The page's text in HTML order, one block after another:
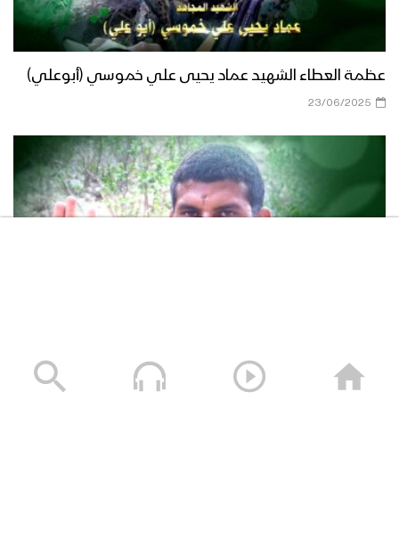
عظمة العطاء الشهيد عماد يحيى علي خموسي (أبوعلي)
23/06/2025
عظمة العطاء الشهيد عبده عايض هادي سيله (أبوجبريل)